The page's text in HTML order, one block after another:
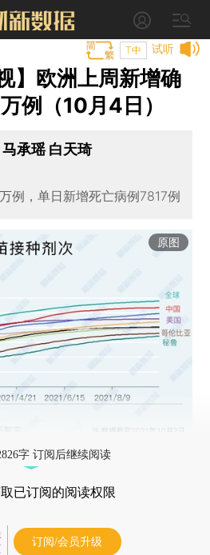
试听
T中
】欧洲上周新增确
例（10月4日）
承瑶 白天琦
例，单日新增死亡病例7817例
原图
字 订阅后继续阅读
已订阅的阅读权限
订阅/会员升级